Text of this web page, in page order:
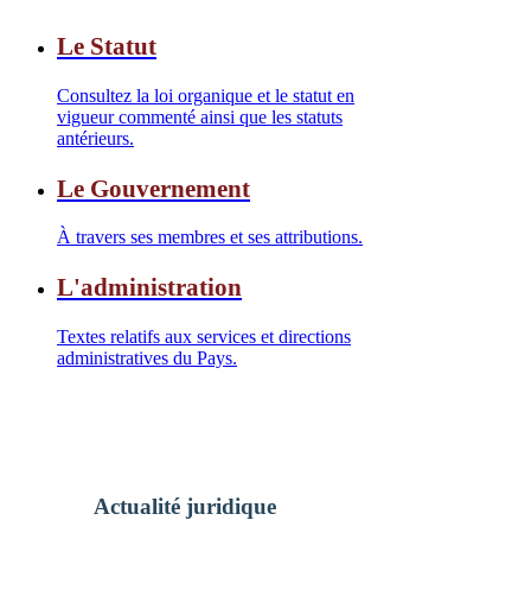
Le Statut
Consultez la loi organique et le statut en
vigueur commenté ainsi que les statuts
antérieurs.
Le Gouvernement
À travers ses membres et ses attributions.
L'administration
Textes relatifs aux services et directions
administratives du Pays.
Actualité juridique